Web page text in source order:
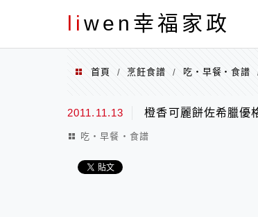
li wen幸福家政
menu
首頁 / 烹飪食譜 / 吃‧早餐‧食譜
2011.11.13 橙香可麗餅佐希臘優
吃‧早餐‧食譜